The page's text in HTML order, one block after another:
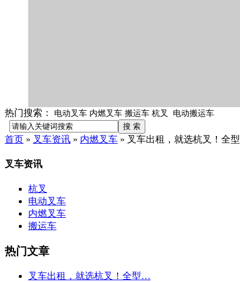
热门搜索： 电动叉车 内燃叉车 搬运车 杭叉 电动搬运车
首页 » 叉车资讯 » 内燃叉车 » 叉车出租，就选杭叉！全
叉车资讯
杭叉
电动叉车
内燃叉车
搬运车
热门文章
叉车出租，就选杭叉！全型…